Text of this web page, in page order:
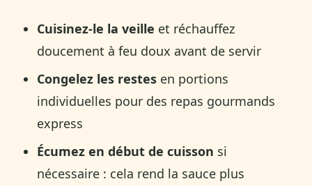
Cuisinez-le la veille et réchauffez
doucement à feu doux avant de servir
Congelez les restes en portions
individuelles pour des repas gourmands
express
Écumez en début de cuisson si
nécessaire : cela rend la sauce plus